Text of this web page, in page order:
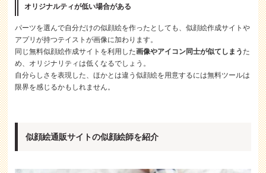
オリジナルティが低い場合がある
パーツを選んで自分だけの似顔絵を作ったとしても、似顔絵作成サイトや
アプリが持つテイストが画像に加わります。
同じ無料似顔絵作成サイトを利用した画像やアイコン同士が似てしまうた
め、オリジナリティは低くなるでしょう。
自分らしさを表現した、ほかとは違う似顔絵を用意するには無料ツールは
限界を感じるかもしれません。
似顔絵通販サイトの似顔絵師を紹介